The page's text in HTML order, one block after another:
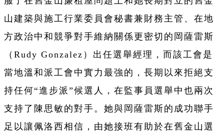
山建築與施工行業委員會秘書兼財務主管、在地
方政治中和競爭對手維納關係更密切的岡薩雷斯
（Rudy Gonzalez）出任選舉經理，而該工會是
當地溫和派工會中實力最強的，長期以來拒絕支
持任何“進步派”候選人，在監事員選舉中也兩次
支持了陳思敏的對手。她與岡薩雷斯的成功聯手
足以讓佩洛西相信，由她接班有助於在舊金山選